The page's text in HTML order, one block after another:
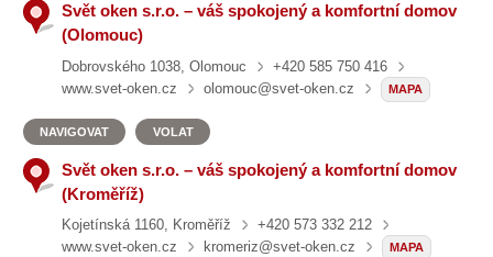
Svět oken s.r.o. – váš spokojený a komfortní domov
(Olomouc)
Dobrovského 1038, Olomouc
+420 585 750 416
www.svet-oken.cz
olomouc@svet-oken.cz MAPA
NAVIGOVAT VOLAT
Svět oken s.r.o. – váš spokojený a komfortní domov
(Kroměříž)
Kojetínská 1160, Kroměříž
+420 573 332 212
www.svet-oken.cz
kromeriz@svet-oken.cz MAPA